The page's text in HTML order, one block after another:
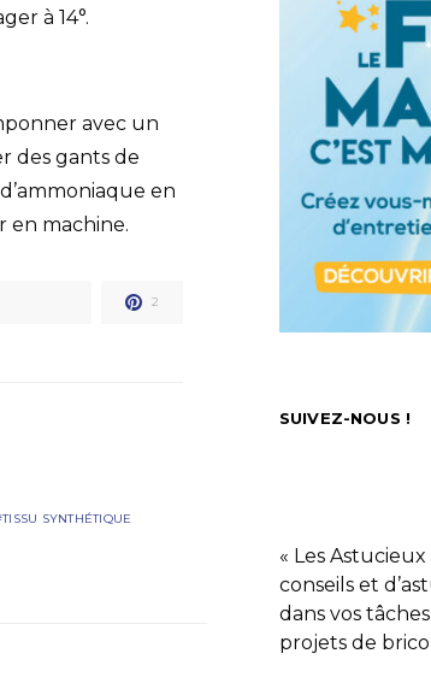
à 14°.
avec un
des gants de
en
en machine.
2
TISSU SYNTHÉTIQUE
SUIVEZ-NOUS !
« Les
conseils et
dans vos
projets de